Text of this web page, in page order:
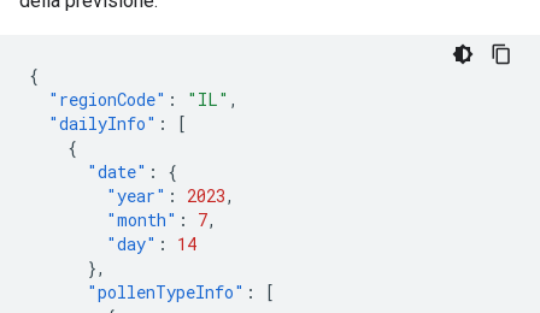
{
"regionCode" : "IL" ,
"dailyInfo" :
[
{
"date" :
{
"year" : 2023,
"month" : 7,
"day" :
14
},
"pollenTypeInfo" :
[